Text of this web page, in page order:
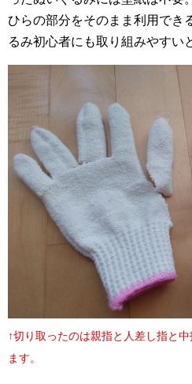
ひらの部分をそのまま利用でき
るみ初心者にも取り組みやすい
↑切り取ったのは親指と人差し指と
ます。